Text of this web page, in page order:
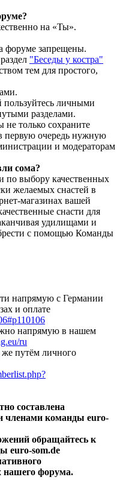
на «Ты».
форуме запрещены.
"Беседы у костра"
тем для простого,
личными
разделами.
только сохраните
первую очередь нужную
и модераторам
сома?
по выбору качественных
желаемых снастей в
магазинах вашей
снасти для
удилищами и
с помощью Команды
напрямую с Германии
и оплате
напрямую в нашем
ru
же путём личного
составлена
членами команды euro-
обращайтесь к
euro-som.de
нашего форума.